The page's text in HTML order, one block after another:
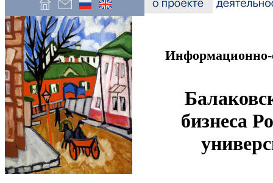
Информационно-
бизнеса